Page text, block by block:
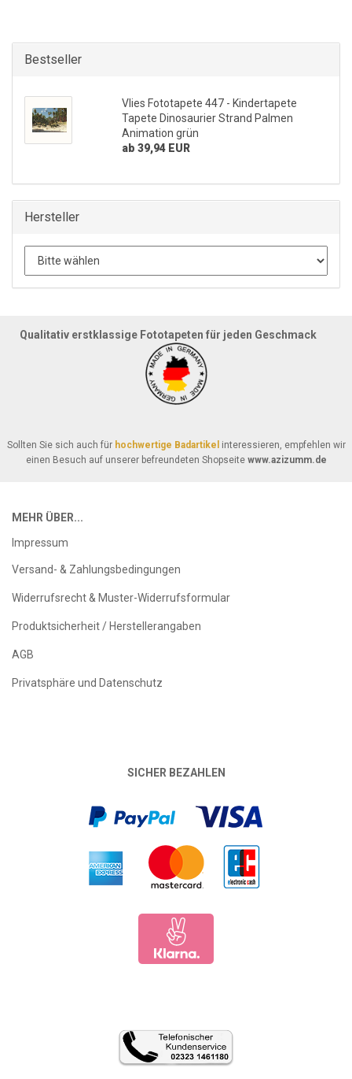
Bestseller
Vlies Fototapete 447 - Kindertapete
Tapete Dinosaurier Strand Palmen
Animation grün
ab 39,94 EUR
Hersteller
Qualitativ erstklassige Fototapeten für jeden Geschmack
Sollten Sie sich auch für hochwertige Badartikel interessieren, empfehlen wir
einen Besuch auf unserer befreundeten Shopseite www.azizumm.de
MEHR ÜBER...
Impressum
Versand- & Zahlungsbedingungen
Widerrufsrecht & Muster-Widerrufsformular
Produktsicherheit / Herstellerangaben
AGB
Privatsphäre und Datenschutz
SICHER BEZAHLEN